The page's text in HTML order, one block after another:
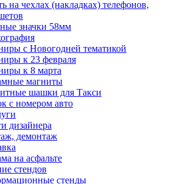
на чехлах (накладках) телефонов,
значки 58мм
с Новогодней тематикой
к 23 февраля
к 8 марта
магниты
шашки для Такси
с номером авто
дизайнера
демонтаж
на асфальте
стендов
стенды